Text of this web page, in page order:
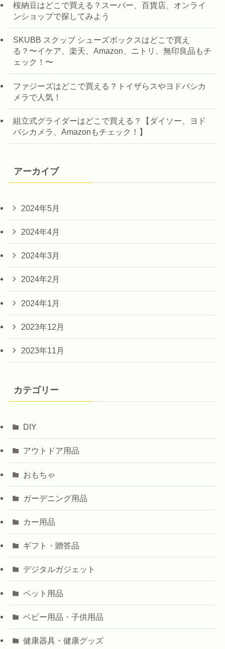
桜納豆はどこで買える？スーパー、百貨店、オンライ
ンショップで探してみよう
SKUBB スクッブ シューズボックスはどこで買え
る？〜イケア、楽天、Amazon、ニトリ、無印良品もチ
ェック！〜
ファジーズはどこで買える？トイザらスやヨドバシカ
メラで人気！
組立式グライダーはどこで買える？【ダイソー、ヨド
バシカメラ、Amazonもチェック！】
アーカイブ
2024年5月
2024年4月
2024年3月
2024年2月
2024年1月
2023年12月
2023年11月
カテゴリー
DIY
アウトドア用品
おもちゃ
ガーデニング用品
カー用品
ギフト・贈答品
デジタルガジェット
ペット用品
ベビー用品・子供用品
健康器具・健康グッズ